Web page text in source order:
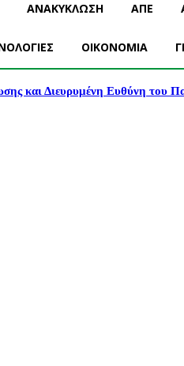
ΑΝΑΚΥΚΛΩΣΗ ΑΠΕ
OIKONOMIA
και Διευρυμένη Ευθύνη του